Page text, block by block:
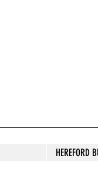
HEREFORD